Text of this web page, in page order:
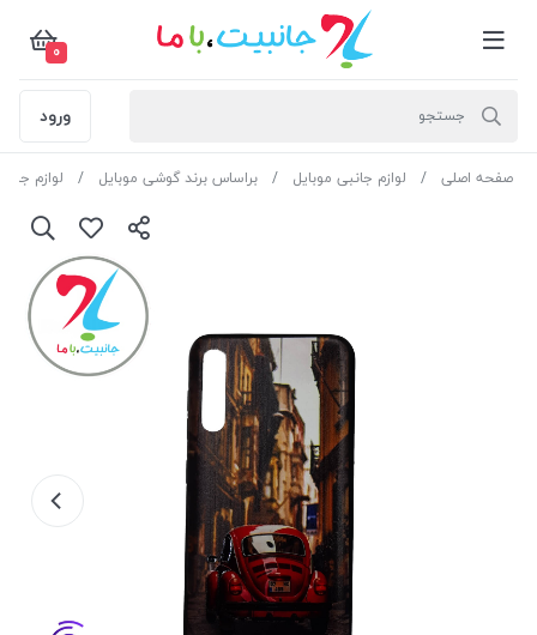
0
ورود
صفحه اصلی لوازم جانبی موبایل براساس برند گوشی موبایل لوازم